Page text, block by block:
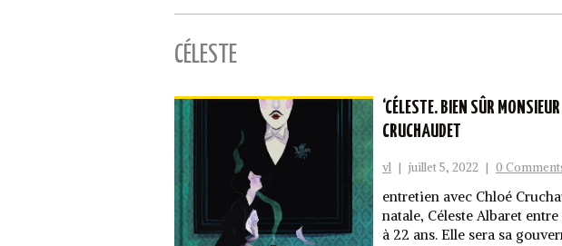
CÉLESTE
‘CÉLESTE. BIEN SÛR
CRUCHAUDET
vl | juillet 5, 2022 | 0
entretien avec Chloé
natale, Céleste Albaret
à 22 ans. Elle sera sa